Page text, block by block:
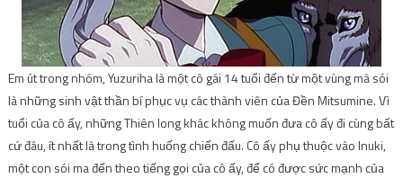
Em út trong nhóm, Yuzuriha là một cô gái 14 tuổi đến từ một vùng mà sói
là những sinh vật thần bí phục vụ các thành viên của Đền Mitsumine. Vì
tuổi của cô ấy, những Thiên long khác không muốn đưa cô ấy đi cùng bất
cứ đâu, ít nhất là trong tình huống chiến đấu. Cô ấy phụ thuộc vào Inuki,
một con sói ma đến theo tiếng gọi của cô ấy, để có được sức mạnh của